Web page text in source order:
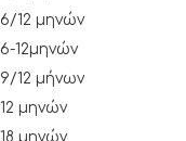
6/12 μηνών
6-12μηνών
9/12 μήνων
12 μηνών
18 μηνών